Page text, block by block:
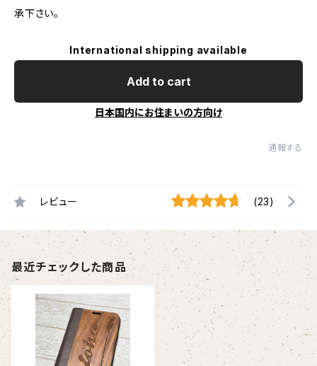
承下さい。
International shipping available
Add to cart
日本国内にお住まいの方向け
通報する
レビュー (23)
最近チェックした商品